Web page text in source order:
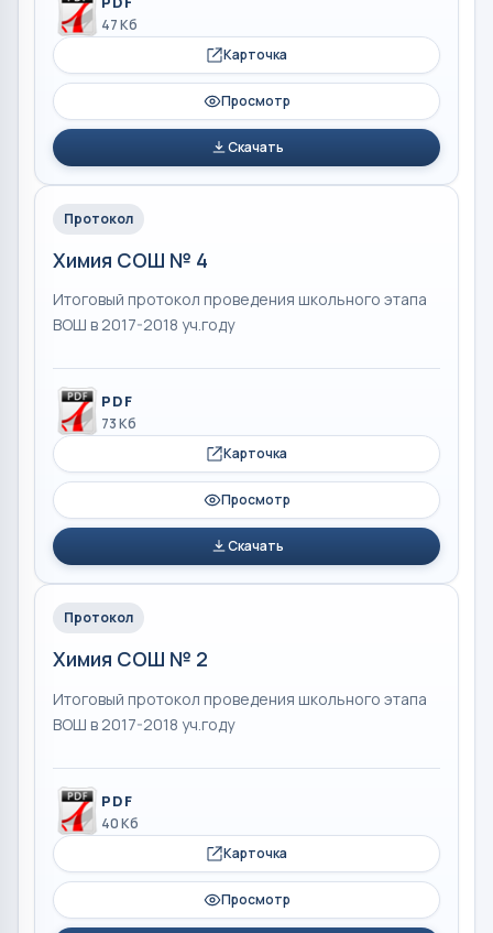
47 Кб
Карточка
Просмотр
Скачать
Протокол
Химия СОШ № 4
Итоговый протокол проведения школьного этапа
ВОШ в 2017-2018 уч.году
PDF
73 Кб
Карточка
Просмотр
Скачать
Протокол
Химия СОШ № 2
Итоговый протокол проведения школьного этапа
ВОШ в 2017-2018 уч.году
PDF
40 Кб
Карточка
Просмотр